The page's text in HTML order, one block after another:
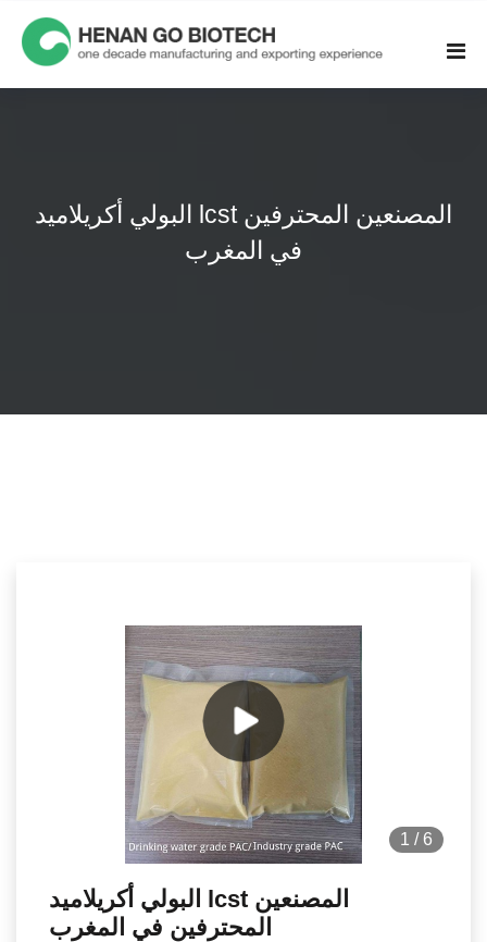
content
البولي أكريلاميد lcst المصنعين المحترفين
في المغرب
1 / 6
البولي أكريلاميد lcst المصنعين
المحترفين في المغرب